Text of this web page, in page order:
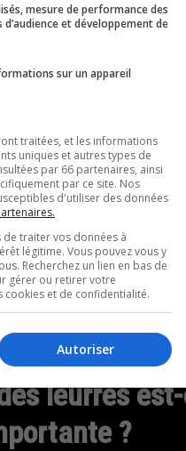
leurres
?
mesure de performance des
et développement de
sur un appareil
traitées, et les informations
uniques et autres types de
par 66 partenaires, ainsi
par ce site. Nos
d'utiliser des données
traiter vos données à
légitime. Vous pouvez vous y
Recherchez un lien en bas de
gérer ou retirer votre
cookies et de confidentialité.
Autoriser